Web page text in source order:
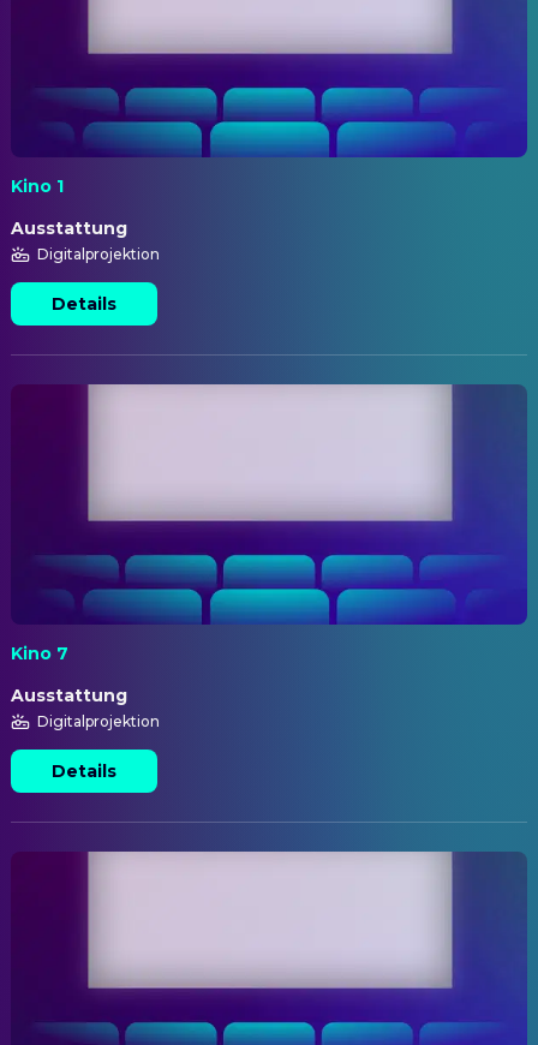
Kino 1
Ausstattung
Digitalprojektion
Details
Kino 7
Ausstattung
Digitalprojektion
Details